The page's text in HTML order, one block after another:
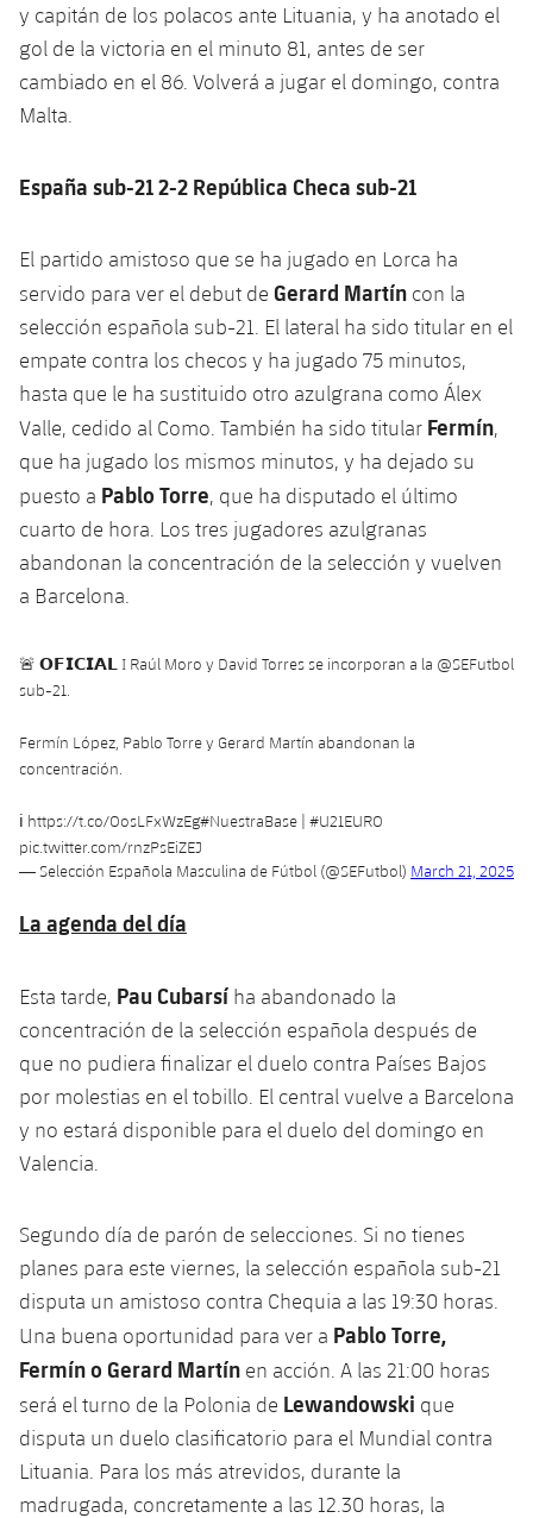
y capitán de los polacos ante Lituania, y ha anotado el
gol de la victoria en el minuto 81, antes de ser
cambiado en el 86. Volverá a jugar el domingo, contra
Malta.
España sub-21 2-2 República Checa sub-21
El partido amistoso que se ha jugado en Lorca ha
servido para ver el debut de Gerard Martín con la
selección española sub-21. El lateral ha sido titular en el
empate contra los checos y ha jugado 75 minutos,
hasta que le ha sustituido otro azulgrana como Álex
Valle, cedido al Como. También ha sido titular Fermín,
que ha jugado los mismos minutos, y ha dejado su
puesto a Pablo Torre, que ha disputado el último
cuarto de hora. Los tres jugadores azulgranas
abandonan la concentración de la selección y vuelven
a Barcelona.
🚨 𝗢𝗙𝗜𝗖𝗜𝗔𝗟 I Raúl Moro y David Torres se incorporan a la @SEFutbol
sub-21.
Fermín López, Pablo Torre y Gerard Martín abandonan la
concentración.
ℹ https://t.co/OosLFxWzEg#NuestraBase | #U21EURO
pic.twitter.com/rnzPsEiZEJ
— Selección Española Masculina de Fútbol (@SEFutbol) March 21, 2025
La agenda del día
Esta tarde, Pau Cubarsí ha abandonado la
concentración de la selección española después de
que no pudiera finalizar el duelo contra Países Bajos
por molestias en el tobillo. El central vuelve a Barcelona
y no estará disponible para el duelo del domingo en
Valencia.
Segundo día de parón de selecciones. Si no tienes
planes para este viernes, la selección española sub-21
disputa un amistoso contra Chequia a las 19:30 horas.
Una buena oportunidad para ver a Pablo Torre,
Fermín o Gerard Martín en acción. A las 21:00 horas
será el turno de la Polonia de Lewandowski que
disputa un duelo clasificatorio para el Mundial contra
Lituania. Para los más atrevidos, durante la
madrugada, concretamente a las 12.30 horas, la